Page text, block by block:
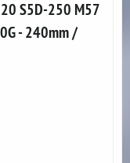
S5D-250 M57
- 240mm /